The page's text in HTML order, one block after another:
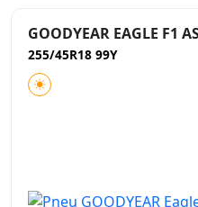
GOODYEAR EAGLE F1
255/45R18 99Y